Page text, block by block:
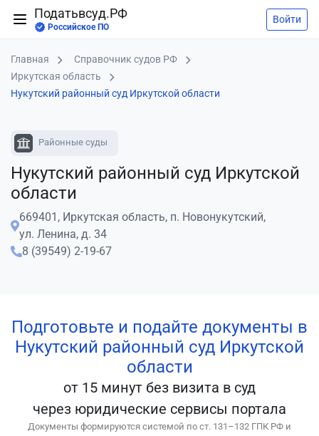
Податьвсуд.РФ
Российское ПО
Войти
Главная
Справочник судов РФ
Иркутская область
Нукутский районный суд Иркутской области
Районные суды
Нукутский районный суд Иркутской
области
669401, Иркутская область, п. Новонукутский,
ул. Ленина, д. 34
8 (39549) 2-19-67
Подготовьте и подайте документы в
Нукутский районный суд Иркутской
области
от 15 минут без визита в суд
через юридические сервисы портала
Документы формируются системой по ст. 131–132 ГПК РФ и